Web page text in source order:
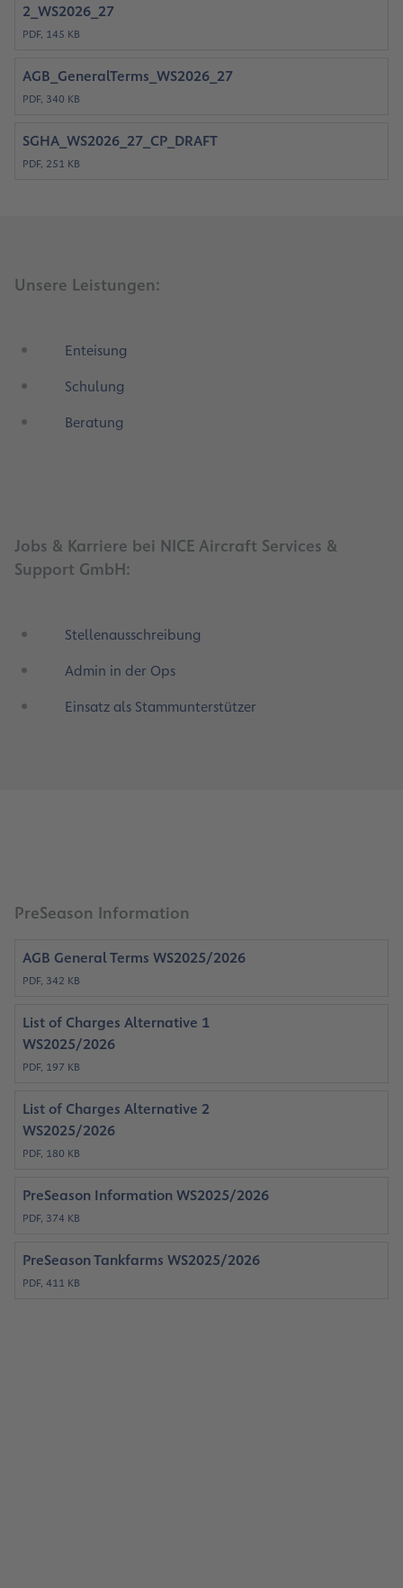
2_WS2026_27
PDF, 145 KB
AGB_GeneralTerms_WS2026_27
PDF, 340 KB
SGHA_WS2026_27_CP_DRAFT
PDF, 251 KB
Unsere Leistungen:
Enteisung
Schulung
Beratung
Jobs & Karriere bei NICE Aircraft Services &
Support GmbH:
Stellenausschreibung
Admin in der Ops
Einsatz als Stammunterstützer
PreSeason Information
AGB General Terms WS2025/2026
PDF, 342 KB
List of Charges Alternative 1
WS2025/2026
PDF, 197 KB
List of Charges Alternative 2
WS2025/2026
PDF, 180 KB
PreSeason Information WS2025/2026
PDF, 374 KB
PreSeason Tankfarms WS2025/2026
PDF, 411 KB